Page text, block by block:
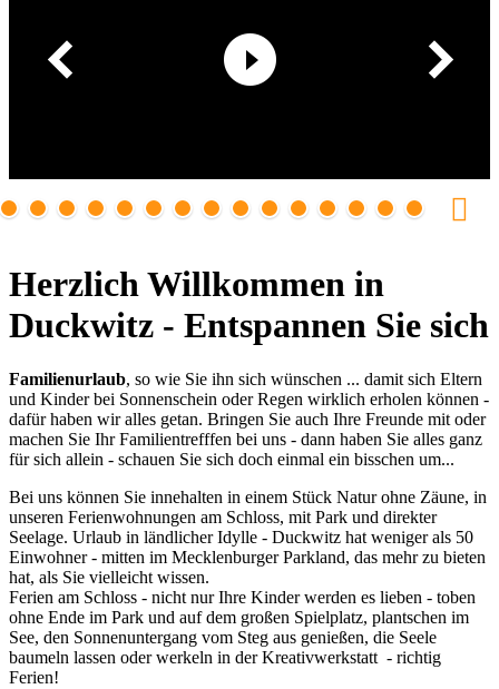
Herzlich Willkommen in
Duckwitz - Entspannen Sie sich
Familienurlaub, so wie Sie ihn sich wünschen ... damit sich Eltern
und Kinder bei Sonnenschein oder Regen wirklich erholen können -
dafür haben wir alles getan. Bringen Sie auch Ihre Freunde mit oder
machen Sie Ihr Familientrefffen bei uns - dann haben Sie alles ganz
für sich allein - schauen Sie sich doch einmal ein bisschen um...
Bei uns können Sie innehalten in einem Stück Natur ohne Zäune, in
unseren Ferienwohnungen am Schloss, mit Park und direkter
Seelage. Urlaub in ländlicher Idylle - Duckwitz hat weniger als 50
Einwohner - mitten im Mecklenburger Parkland, das mehr zu bieten
hat, als Sie vielleicht wissen.
Ferien am Schloss - nicht nur Ihre Kinder werden es lieben - toben
ohne Ende im Park und auf dem großen Spielplatz, plantschen im
See, den Sonnenuntergang vom Steg aus genießen, die Seele
baumeln lassen oder werkeln in der Kreativwerkstatt - richtig
Ferien!